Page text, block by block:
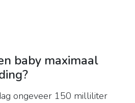
baby maximaal
ongeveer 150 milliliter